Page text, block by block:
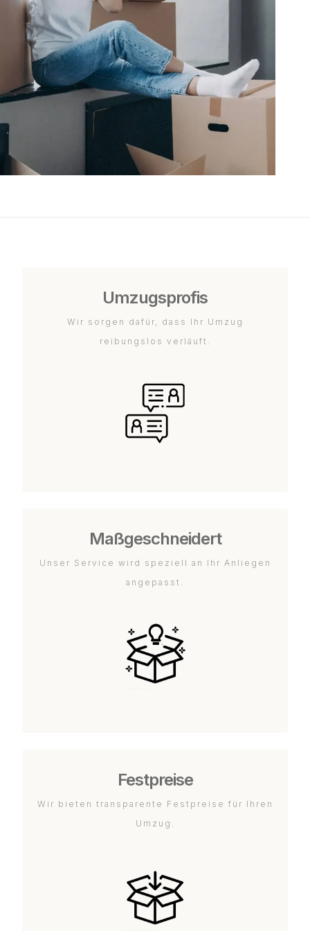
Umzugsprofis
Wir sorgen dafür, dass Ihr Umzug
reibungslos verläuft.
Maßgeschneidert
Unser Service wird speziell an Ihr Anliegen
angepasst.
Festpreise
Wir bieten transparente Festpreise für Ihren
Umzug.